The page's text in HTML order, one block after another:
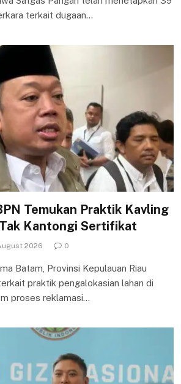
terkait dugaan…
Temukan Praktik Kavling
Kantongi Sertifikat
2026 0
Batam, Provinsi Kepulauan Riau
praktik pengalokasian lahan di
proses reklamasi…